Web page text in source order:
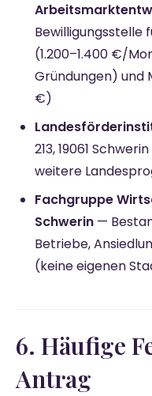
Bewilligungsstelle
(1.200–1.400 €/
Gründungen) und
€)
213, 19061
weitere
Fachgruppe
Schwerin —
Betriebe,
(keine eigenen
6. Häufige
Antrag